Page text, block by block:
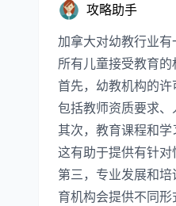
攻略助手
加拿大对幼教行业
所有儿童接受教育
首先，幼教机构的
包括教师资质要求、
其次，教育课程和
这有助于提供有针对
第三，专业发展和
育机构会提供不同形